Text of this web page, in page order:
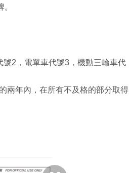
2，電單車代號3，機動三輪車代
兩年內，在所有不及格的部分取得